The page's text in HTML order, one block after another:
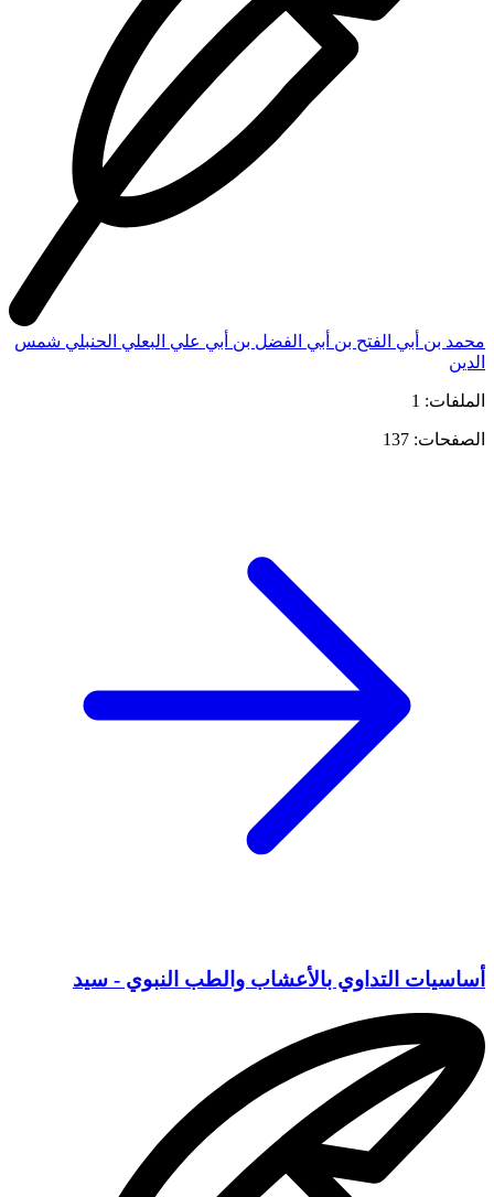
محمد بن أبي الفتح بن أبي الفضل بن أبي علي البعلي الحنبلي شمس
الدين
الملفات: 1
الصفحات: 137
أساسيات التداوي بالأعشاب والطب النبوي - سيد